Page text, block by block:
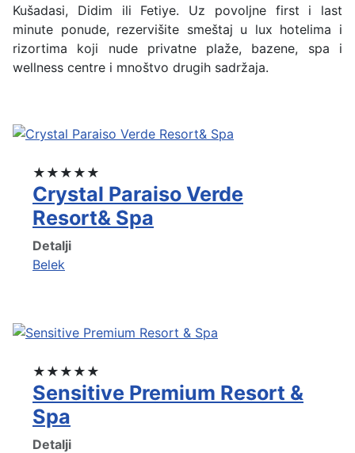
Kušadasi, Didim ili Fetiye. Uz povoljne first i last
minute ponude, rezervišite smeštaj u lux hotelima i
rizortima koji nude privatne plaže, bazene, spa i
wellness centre i mnoštvo drugih sadržaja.
★★★★★
Crystal Paraiso Verde
Resort& Spa
Detalji
Belek
★★★★★
Sensitive Premium Resort &
Spa
Detalji